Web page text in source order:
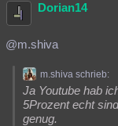
Dorian14
@m.shiva
m.shiva schrieb:
Ja Youtube hab
5Prozent echt
genug.